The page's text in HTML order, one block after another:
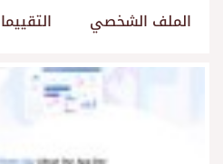
الملف الشخصي